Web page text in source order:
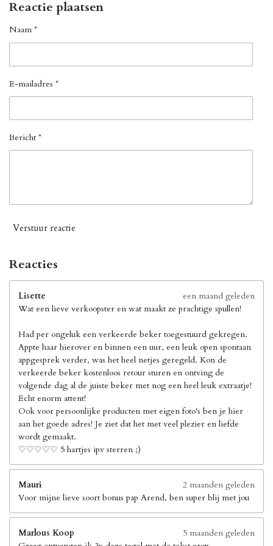
Reactie plaatsen
Naam *
E-mailadres *
Bericht *
Verstuur reactie
Reacties
Lisette
een maand geleden
Wat een lieve verkoopster en wat maakt ze prachtige spullen!
Had per ongeluk een verkeerde beker toegestuurd gekregen.
Appte haar hierover en binnen een uur, een leuk open spontaan
appgesprek verder, was het heel netjes geregeld. Kon de
verkeerde beker kostenloos retour sturen en ontving de
volgende dag al de juiste beker met nog een heel leuk extraatje!
Echt enorm attent!
Ook voor persoonlijke producten met eigen foto's ben je hier
aan het goede adres! Je ziet dat het met veel plezier en liefde
wordt gemaakt.
♡♡♡♡♡ 5 hartjes ipv sterren ;)
Mauri
2 maanden geleden
Voor mijne lieve soort bonus pap Arend, ben super blij met jou
Marlous Koop
5 maanden geleden